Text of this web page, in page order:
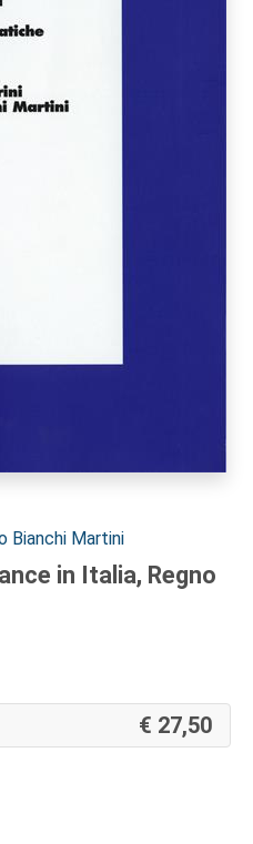
Bianchi Martini
in Italia, Regno
27,50